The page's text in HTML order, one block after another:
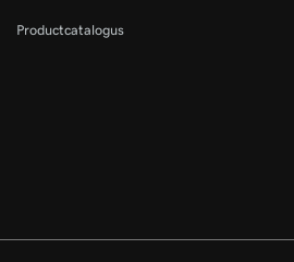
Productcatalogus